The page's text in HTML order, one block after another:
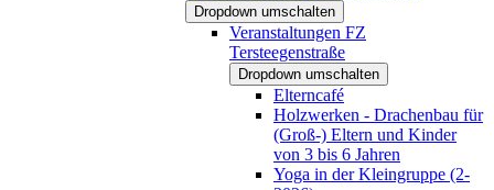
Dropdown umschalten
Veranstaltungen FZ
Tersteegenstraße
Dropdown umschalten
Elterncafé
Holzwerken - Drachenbau für
(Groß-) Eltern und Kinder
von 3 bis 6 Jahren
Yoga in der Kleingruppe (2-